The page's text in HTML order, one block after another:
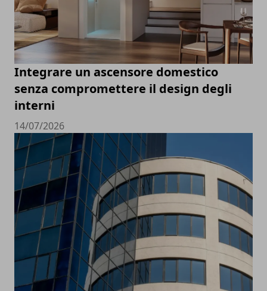
Integrare un ascensore domestico
senza compromettere il design degli
interni
14/07/2026